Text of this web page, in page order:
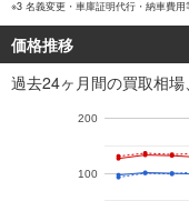
※3 名義変更・車庫証明代行・納車費
価格推移
過去24ヶ月間の買取相場
100
200